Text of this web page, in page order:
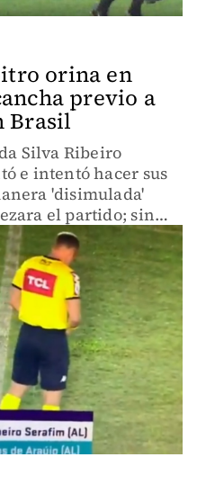
orina en
previo a
Brasil
Silva Ribeiro
e intentó hacer sus
'disimulada'
el partido; sin
por las cámaras de